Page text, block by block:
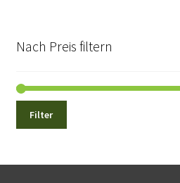
Nach Preis filtern
Filter